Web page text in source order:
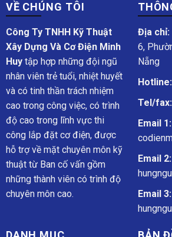
VỀ CHÚNG TÔI
Công Ty TNHH Kỹ Thuật
Xây Dựng Và Cơ Điện Minh
Huytập hợp những đội ngũ
nhân viên trẻ tuổi, nhiệt huyết
và có tinh thần trách nhiệm
cao trong công việc, có trình
độ cao trong lĩnh vực thi
công lắp đặt cơ điện, được
hỗ trợ về mặt chuyên môn kỹ
thuật từ Ban cố vấn gồm
những thành viên có trình độ
chuyên môn cao.
Địa chỉ:
6,
Nẵng
Hotline:
Tel/fax:
Email 1:
Email 2:
Email 3: